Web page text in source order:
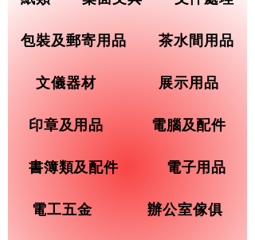
包裝及郵寄用品 茶水間用品
文儀器材 展示用品
印章及用品 電腦及配件
書簿類及配件 電子用品
電工五金 辦公室傢俱